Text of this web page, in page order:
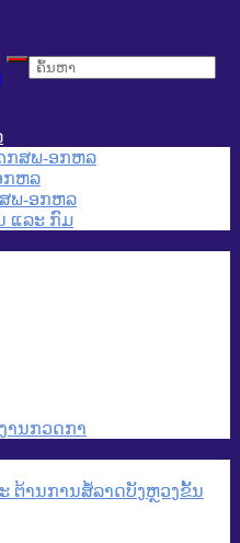
ກສພ-ອກຫລ
ກຫລ
ສພ-ອກຫລ
ແລະ ກົມ
ານກວດກາ
ຕ້ານການສໍ້ລາດບັງຫຼວງຂັ້ນ